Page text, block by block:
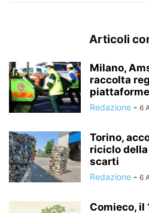
Articoli
Milano,
raccolta
Redazione - 6
Torino,
riciclo
scarti
Redazione - 6
Comieco, il